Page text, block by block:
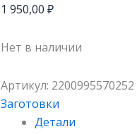
1 950,00 ₽
Нет в наличии
Артикул: 2200995570252
Заготовки
Детали